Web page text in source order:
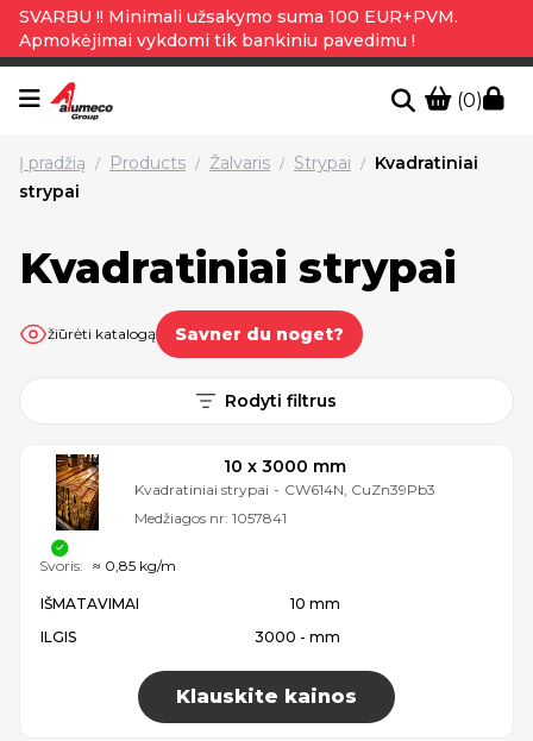
SVARBU !! Minimali užsakymo suma 100 EUR+PVM.
Apmokėjimai vykdomi tik bankiniu pavedimu !
(0)
Į pradžią / Products / Žalvaris / Strypai / Kvadratiniai
strypai
Kvadratiniai strypai
žiūrėti katalogą Savner du noget?
Rodyti filtrus
10 x 3000 mm
Kvadratiniai strypai - CW614N, CuZn39Pb3
Medžiagos nr: 1057841
IŠMATAVIMAI
10 mm
ILGIS
3000 - mm
Klauskite kainos
Svoris: ≈ 0,85 kg/m